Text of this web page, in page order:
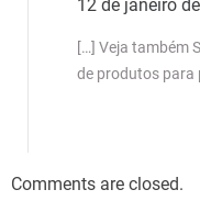
12 de janeiro
[…] Veja também
de produtos para
Comments are closed.